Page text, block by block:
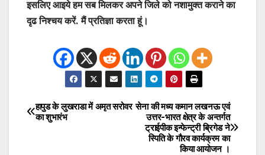
इसलिए आइये हम सब मिलकर अपने जिले को नशामुक्त कराने का
दृढ निश्चय करें. मैं प्रतिज्ञा करता हूं।
Post
सेना की मध्य कमान लखनऊ एवं
उत्तर-भारत क्षेत्र के अन्तर्गत
ट्राईपीक इन्फेन्ट्री ब्रिगेड ने
स्पिति के गौरव कार्यक्रम का
किया आयोजन ।
हापुड के लुखराडा में अमृत सरोवर
का शुभारंभ